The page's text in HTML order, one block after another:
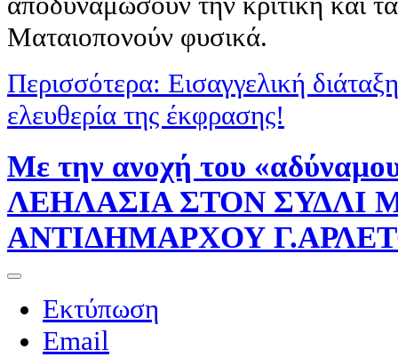
Ματαιοπονούν φυσικά.
Περισσότερα: Εισαγγελική
ελευθερία της έκφρασης!
Με την ανοχή του
ΛΕΗΛΑΣΙΑ ΣΤΟΝ ΣΥΔΛΙ
ΑΝΤΙΔΗΜΑΡΧΟΥ
Εκτύπωση
Email